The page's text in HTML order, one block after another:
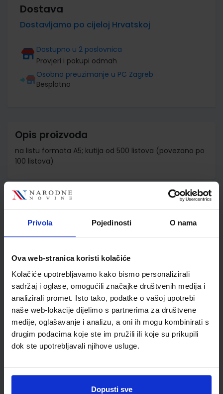
Privola Pojedinosti O nama
Ova web-stranica koristi kolačiće
Kolačiće upotrebljavamo kako bismo personalizirali
sadržaj i oglase, omogućili značajke društvenih medija i
analizirali promet. Isto tako, podatke o vašoj upotrebi
naše web-lokacije dijelimo s partnerima za društvene
medije, oglašavanje i analizu, a oni ih mogu kombinirati s
drugim podacima koje ste im pružili ili koje su prikupili
dok ste upotrebljavali njihove usluge.
Dopusti sve
Dostava
Dostavljamo po cijeloj Hrvatskoj
Dostupno u 2 poslovnica
Provjeri i pokupi odmah
Osobno preuzimanje u PC Zagreb
Besplatno
Opis proizvoda
na listu formata A5; kutija od 500 listova (povezano po
100 listova)
Detalji proizvoda
Šifra proizvoda
930081
Jedinična mjera
Newsletter prijava
Prijavite se kako bi primali informacije o novim